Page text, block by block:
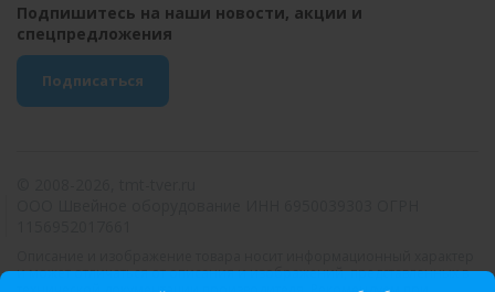
Подпишитесь на наши новости, акции и
спецпредложения
Подписаться
и может отличаться от описания и изображений, представленных в